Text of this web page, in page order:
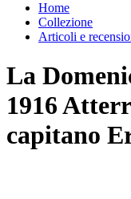
Home
Collezione
Articoli e
La
1916
capitano